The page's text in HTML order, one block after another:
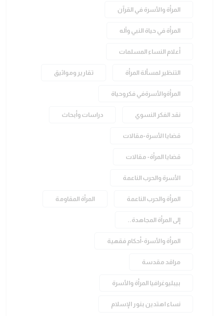
المرأة والأسرة في القرآن
المرأة في حياة النبي وآله
أعلام النساء المسلمات
التنظير لمسألة المرأة تقارير ومواثيق
المرأةوالأسرةفي فكروحياة
نقد الفكر النسوي دراسات وأبحاث
قضايا الأسرة-مقالات
قضايا المرأة- مقالات
الأسرة والحرب الناعمة
المرأة والحرب الناعمة المرأة المقاومة
إلى المرأة المجاهدة..
المرأة والأسرة-أحكام فقهية
مراقد مقدسة
بيبليوغرافيا المرأة والأسرة
نساء اهتدين بنور الإسلام